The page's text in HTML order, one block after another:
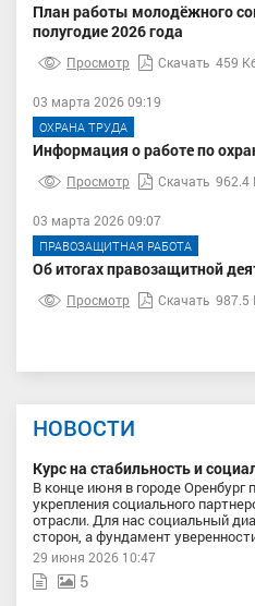
План работы молодёжного
полугодие 2026 года
Просмотр Скачать 459
03 марта 2026 09:19
ОХРАНА ТРУДА
Информация о работе по
Просмотр Скачать 962.4
03 марта 2026 09:07
ПРАВОЗАЩИТНАЯ РАБОТА
Об итогах правозащитной
Просмотр Скачать 987.5
НОВОСТИ
Курс на стабильность и
В конце июня в городе
укрепления социального
отрасли. Для нас социальный
сторон, а фундамент
29 июня 2026 10:47
5